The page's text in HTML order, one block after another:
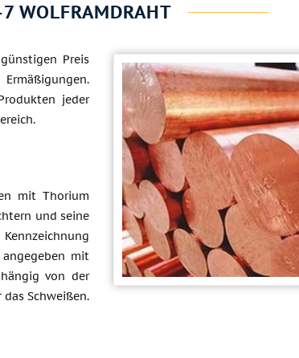
WOLFRAMDRAHT
Preis
jeder
mit Thorium
und seine
mit
von der
Schweißen.